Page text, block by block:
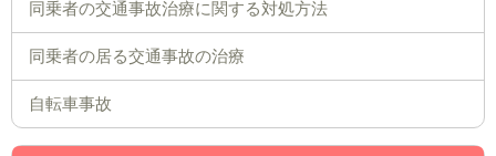
同乗者の交通事故治療に関する対処方法
同乗者の居る交通事故の治療
自転車事故